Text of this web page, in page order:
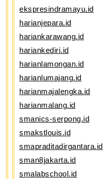
ekspresindramayu.id
harianjepara.id
hariankarawang.id
hariankediri.id
harianlamongan.id
harianlumajang.id
harianmajalengka.id
harianmalang.id
smanics-serpong.id
smakstlouis.id
smapraditadirgantara.id
sman8jakarta.id
smalabschool.id